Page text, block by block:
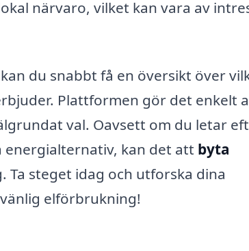
närvaro, vilket kan vara av
du snabbt få en översikt över
Plattformen gör det enkelt
val. Oavsett om du letar
energialternativ, kan det att byta
Ta steget idag och utforska dina
elförbrukning!